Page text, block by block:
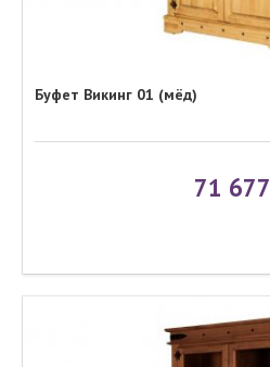
Буфет Викинг 01 (мёд)
71 677